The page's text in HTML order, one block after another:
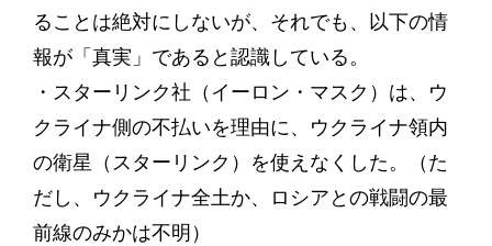
ることは絶対にしないが、それでも、以下の情
報が「真実」であると認識している。
・スターリンク社（イーロン・マスク）は、ウ
クライナ側の不払いを理由に、ウクライナ領内
の衛星（スターリンク）を使えなくした。（た
だし、ウクライナ全土か、ロシアとの戦闘の最
前線のみかは不明）